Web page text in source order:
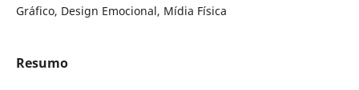
Gráfico, Design Emocional, Mídia Física
Resumo